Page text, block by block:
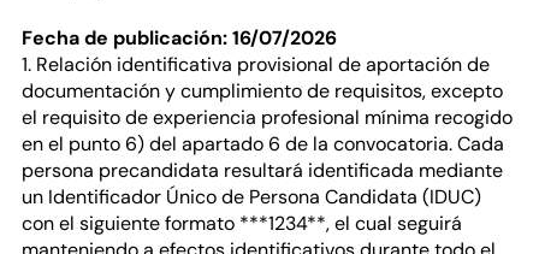
Fecha de publicación: 16/07/2026
1. Relación identificativa provisional de aportación de
documentación y cumplimiento de requisitos, excepto
el requisito de experiencia profesional mínima recogido
en el punto 6) del apartado 6 de la convocatoria. Cada
persona precandidata resultará identificada mediante
un Identificador Único de Persona Candidata (IDUC)
con el siguiente formato ***1234**, el cual seguirá